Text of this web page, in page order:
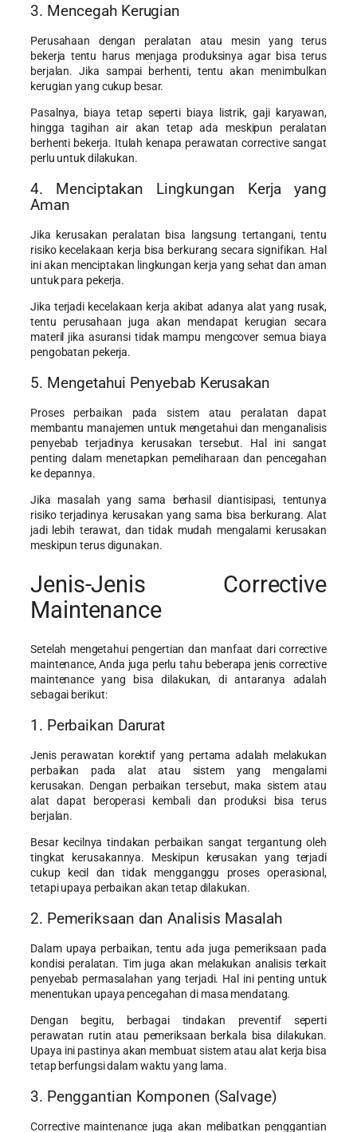
3. Mencegah Kerugian
Perusahaan dengan peralatan atau mesin yang terus
bekerja tentu harus menjaga produksinya agar bisa terus
berjalan. Jika sampai berhenti, tentu akan menimbulkan
kerugian yang cukup besar.
Pasalnya, biaya tetap seperti biaya listrik, gaji karyawan,
hingga tagihan air akan tetap ada meskipun peralatan
berhenti bekerja. Itulah kenapa perawatan corrective sangat
perlu untuk dilakukan.
4. Menciptakan Lingkungan Kerja yang
Aman
Jika kerusakan peralatan bisa langsung tertangani, tentu
risiko kecelakaan kerja bisa berkurang secara signifikan. Hal
ini akan menciptakan lingkungan kerja yang sehat dan aman
untuk para pekerja.
Jika terjadi kecelakaan kerja akibat adanya alat yang rusak,
tentu perusahaan juga akan mendapat kerugian secara
materil jika asuransi tidak mampu mengcover semua biaya
pengobatan pekerja.
5. Mengetahui Penyebab Kerusakan
Proses perbaikan pada sistem atau peralatan dapat
membantu manajemen untuk mengetahui dan menganalisis
penyebab terjadinya kerusakan tersebut. Hal ini sangat
penting dalam menetapkan pemeliharaan dan pencegahan
ke depannya.
Jika masalah yang sama berhasil diantisipasi, tentunya
risiko terjadinya kerusakan yang sama bisa berkurang. Alat
jadi lebih terawat, dan tidak mudah mengalami kerusakan
meskipun terus digunakan.
Jenis-Jenis Corrective
Maintenance
Setelah mengetahui pengertian dan manfaat dari corrective
maintenance, Anda juga perlu tahu beberapa jenis corrective
maintenance yang bisa dilakukan, di antaranya adalah
sebagai berikut:
1. Perbaikan Darurat
Jenis perawatan korektif yang pertama adalah melakukan
perbaikan pada alat atau sistem yang mengalami
kerusakan. Dengan perbaikan tersebut, maka sistem atau
alat dapat beroperasi kembali dan produksi bisa terus
berjalan.
Besar kecilnya tindakan perbaikan sangat tergantung oleh
tingkat kerusakannya. Meskipun kerusakan yang terjadi
cukup kecil dan tidak mengganggu proses operasional,
tetapi upaya perbaikan akan tetap dilakukan.
2. Pemeriksaan dan Analisis Masalah
Dalam upaya perbaikan, tentu ada juga pemeriksaan pada
kondisi peralatan. Tim juga akan melakukan analisis terkait
penyebab permasalahan yang terjadi. Hal ini penting untuk
menentukan upaya pencegahan di masa mendatang.
Dengan begitu, berbagai tindakan preventif seperti
perawatan rutin atau pemeriksaan berkala bisa dilakukan.
Upaya ini pastinya akan membuat sistem atau alat kerja bisa
tetap berfungsi dalam waktu yang lama.
3. Penggantian Komponen (Salvage)
Corrective maintenance juga akan melibatkan penggantian